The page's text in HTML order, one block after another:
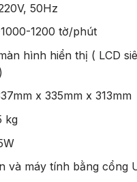
50Hz
1200 tờ/phút
hình hiển thị ( LCD
x 335mm x 313mm
kg
và máy tính bằng cổng